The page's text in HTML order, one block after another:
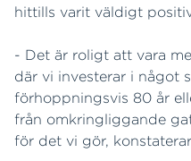
hittills varit väldigt
- Det är roligt att vara
där vi investerar i något
förhoppningsvis 80 år
från omkringliggande
för det vi gör,